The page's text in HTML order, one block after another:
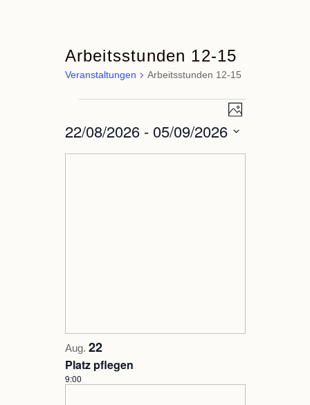
Arbeitsstunden 12-15
Veranstaltungen Arbeitsstunden 12-15
Ansichten-
Veranstaltung
Ansichten-
Navigation
Foto
22/08/2026 - 05/09/2026
Aug. 22
Platz pflegen
9:00